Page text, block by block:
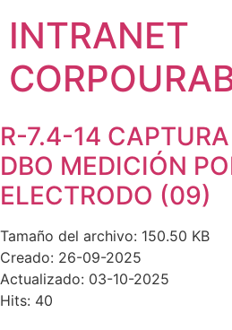
INTRANET
R-7.4-14
DBO MEDICIÓN
ELECTRODO (09)
Tamaño del archivo: 150.50 KB
Creado: 26-09-2025
Actualizado: 03-10-2025
Hits: 40